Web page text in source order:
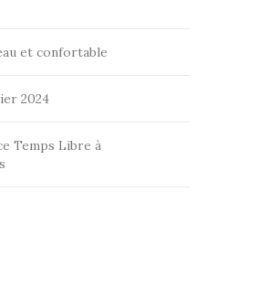
et confortable
2024
Temps Libre à